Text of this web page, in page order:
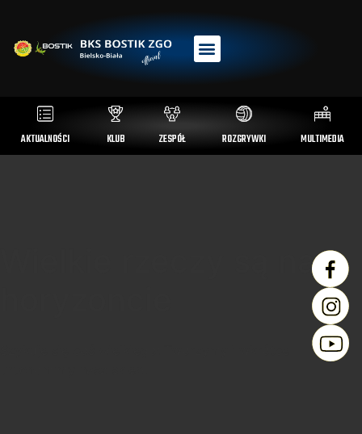
AKTUALNOŚCI KLUB ZESPÓŁ ROZGRYWKI MULTIMEDIA
Wielkie rzeczy są na